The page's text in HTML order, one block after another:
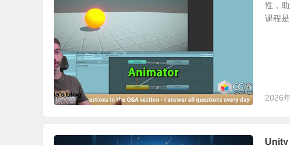
性，
课程
2026
Unity